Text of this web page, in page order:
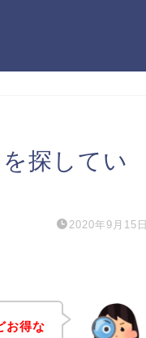
探してい
2020年9月15日
お得な